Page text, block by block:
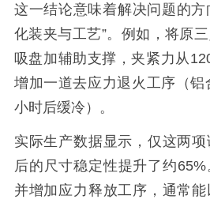
这一结论意味着解决问题的方
化装夹与工艺”。例如，将原
吸盘加辅助支撑，夹紧力从
增加一道去应力退火工序（
小时后缓冷）。
实际生产数据显示，仅这两
后的尺寸稳定性提升了约
并增加应力释放工序，通常